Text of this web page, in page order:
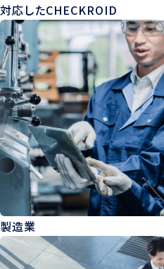
対応したCHECKROID
製造業